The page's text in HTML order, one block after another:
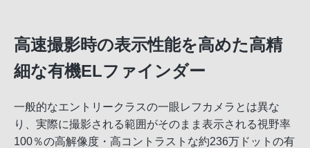
高速撮影時の表示性能を高めた高精
細な有機ELファインダー
一般的なエントリークラスの一眼レフカメラとは異な
り、実際に撮影される範囲がそのまま表示される視野率
100％の高解像度・高コントラストな約236万ドットの有